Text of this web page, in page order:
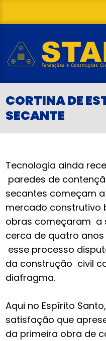
CORTINA DE
SECANTE
Tecnologia ainda
paredes de
secantes começam
mercado construtivo
obras começaram a
cerca de quatro
esse processo
da construção civil
diafragma.
Aqui no Espírito
satisfação que
da primeira obra de